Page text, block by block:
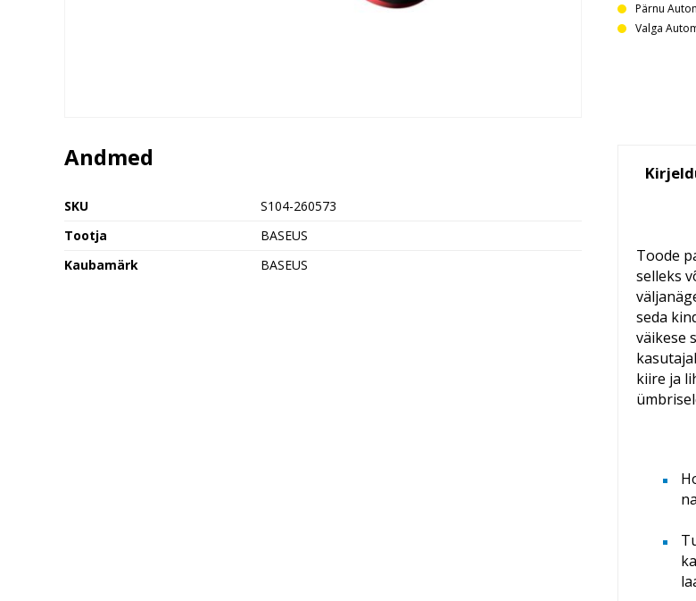
Pärnu
Valga
Andmed
SKU
S104-260573
Tootja
BASEUS
Kaubamärk
BASEUS
Toode
selleks
seda
väikese
kiire ja